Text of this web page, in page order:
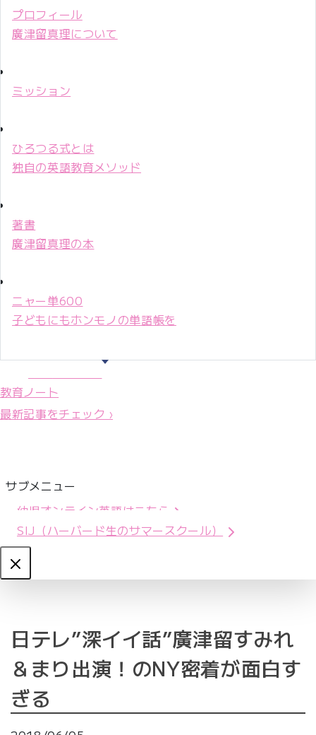
プロフィール
廣津留真理について
ミッション
ひろつる式とは
独自の英語教育メソッド
著書
廣津留真理の本
ニャー単600
子どもにもホンモノの単語帳を
教育ノート
最新記事をチェック ›
サブメニュー
幼児オンライン英語はこちら
SIJ（ハーバード生のサマースクール）
Close
日テレ”深イイ話”廣津留すみれ
＆まり出演！のNY密着が面白す
ぎる